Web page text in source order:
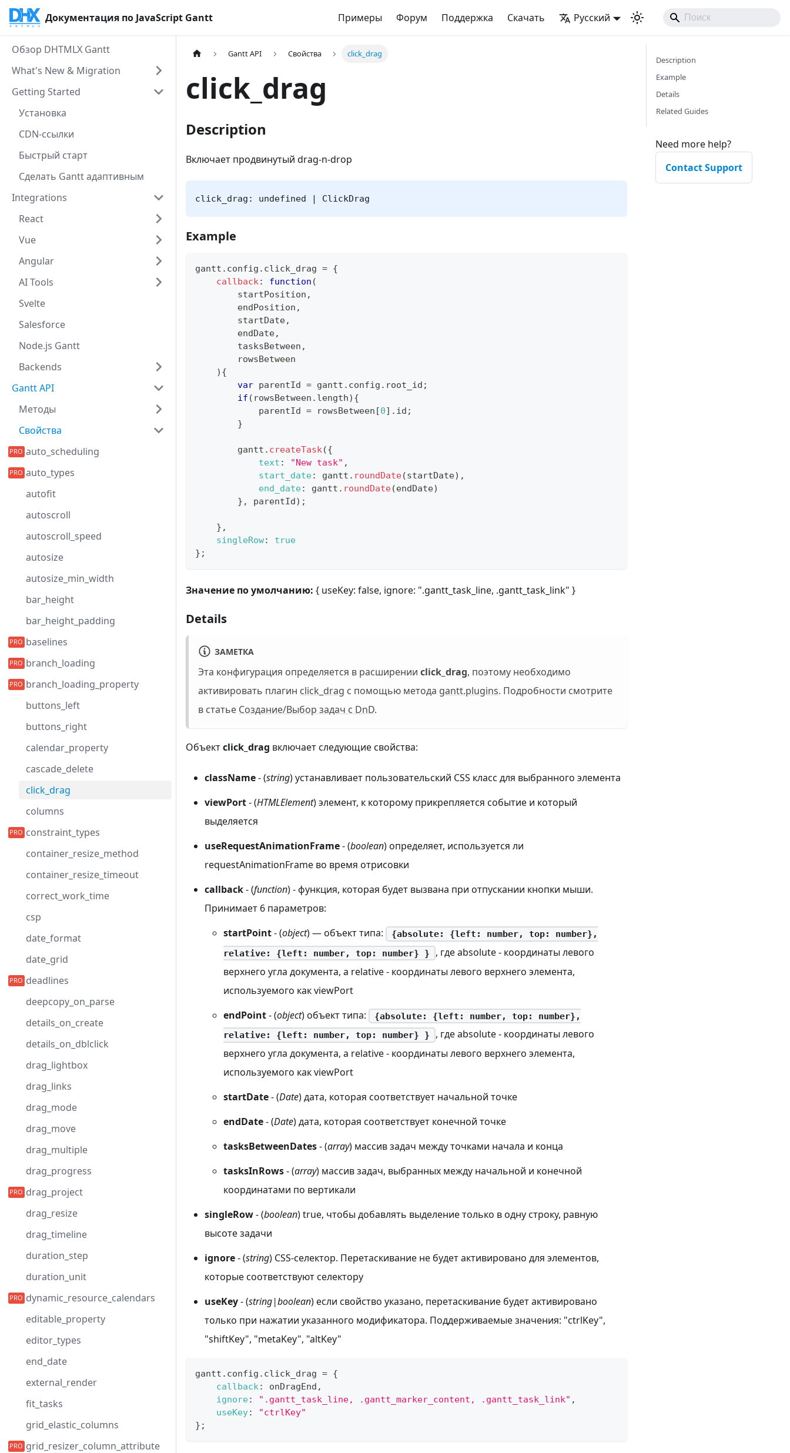
Документация по JavaScript Gantt Примеры Форум Поддержка Скачать Русский
Обзор DHTMLX Gantt
What's New & Migration
Getting Started
Установка
CDN-ссылки
Быстрый старт
Сделать Gantt адаптивным
Integrations
React
Vue
Angular
AI Tools
Svelte
Salesforce
Node.js Gantt
Backends
Gantt API
Методы
Свойства
auto_scheduling
auto_types
autofit
autoscroll
autoscroll_speed
autosize
autosize_min_width
bar_height
bar_height_padding
baselines
branch_loading
branch_loading_property
buttons_left
buttons_right
calendar_property
cascade_delete
click_drag
columns
constraint_types
container_resize_method
container_resize_timeout
correct_work_time
csp
date_format
date_grid
deadlines
deepcopy_on_parse
details_on_create
details_on_dblclick
drag_lightbox
drag_links
drag_mode
drag_move
drag_multiple
drag_progress
drag_project
drag_resize
drag_timeline
duration_step
duration_unit
dynamic_resource_calendars
editable_property
editor_types
end_date
external_render
fit_tasks
grid_elastic_columns
grid_resizer_column_attribute
Gantt API Свойства click_drag
click_drag
Description
Включает продвинутый drag-n-drop
click_drag: undefined | ClickDrag
Example
gantt . config . click_drag = {
callback: function (
startPosition ,
        endPosition
,
        startDate
,
        endDate
,
        tasksBetween
,
        rowsBetween
) {
var parentId = gantt . config . root_id ;
if ( rowsBetween . length) {
            parentId
= rowsBetween [0] . id ;
}
        gantt
. createTask({
text : "New task" ,
start_date: gantt . roundDate(startDate) ,
end_date: gantt . roundDate(endDate)
} , parentId) ;
} ,
singleRow:
true
} ;
Значение по умолчанию: { useKey: false, ignore: ".gantt_task_line, .gantt_task_link" }
Details
ЗАМЕТКА
Эта конфигурация определяется в расширении click_drag, поэтому необходимо
активировать плагин click_drag с помощью метода gantt.plugins. Подробности смотрите
в статье Создание/Выбор задач с DnD.
Объектclick_drag включает следующие свойства:
className- (string) устанавливает пользовательский CSS класс для выбранного элемента
viewPort- (HTMLElement) элемент, к которому прикрепляется событие и который
выделяется
useRequestAnimationFrame- (boolean) определяет, используется ли
requestAnimationFrame во время отрисовки
callback- (function) - функция, которая будет вызвана при отпускании кнопки мыши.
Принимает 6 параметров:
startPoint- (object) — объект типа:
{absolute: {left: number, top: number},
relative: {left: number, top: number} }
, где absolute - координаты левого
верхнего угла документа, а relative - координаты левого верхнего элемента,
используемого как viewPort
endPoint- (object) объект типа:
{absolute: {left: number, top: number},
relative: {left: number, top: number} }
, где absolute - координаты левого
верхнего угла документа, а relative - координаты левого верхнего элемента,
используемого как viewPort
startDate- (Date) дата, которая соответствует начальной точке
endDate- (Date) дата, которая соответствует конечной точке
tasksBetweenDates- (array) массив задач между точками начала и конца
tasksInRows- (array) массив задач, выбранных между начальной и конечной
координатами по вертикали
singleRow- (boolean) true, чтобы добавлять выделение только в одну строку, равную
высоте задачи
ignore- (string) CSS-селектор. Перетаскивание не будет активировано для элементов,
которые соответствуют селектору
useKey- (string|boolean) если свойство указано, перетаскивание будет активировано
только при нажатии указанного модификатора. Поддерживаемые значения: "ctrlKey",
"shiftKey", "metaKey", "altKey"
gantt . config . click_drag = {
callback: onDragEnd ,
ignore: ".gantt_task_line, .gantt_marker_content, .gantt_task_link" ,
useKey:
"ctrlKey"
} ;
Description
Example
Details
Related Guides
Need more help?
Contact Support